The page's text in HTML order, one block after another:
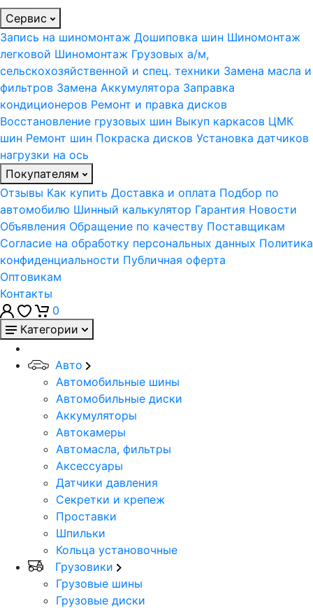
Сервис
Запись на шиномонтаж Дошиповка шин Шиномонтаж
легковой Шиномонтаж Грузовых а/м,
сельскохозяйственной и спец. техники Замена масла и
фильтров Замена Аккумулятора Заправка
кондиционеров Ремонт и правка дисков
Восстановление грузовых шин Выкуп каркасов ЦМК
шин Ремонт шин Покраска дисков Установка датчиков
нагрузки на ось
Покупателям
Отзывы Как купить Доставка и оплата Подбор по
автомобилю Шинный калькулятор Гарантия Новости
Объявления Обращение по качеству Поставщикам
Согласие на обработку персональных данных Политика
конфиденциальности Публичная оферта
Оптовикам
Контакты
0
Категории
Авто
Автомобильные шины
Автомобильные диски
Аккумуляторы
Автокамеры
Автомасла, фильтры
Аксессуары
Датчики давления
Секретки и крепеж
Проставки
Шпильки
Кольца установочные
Грузовики
Грузовые шины
Грузовые диски